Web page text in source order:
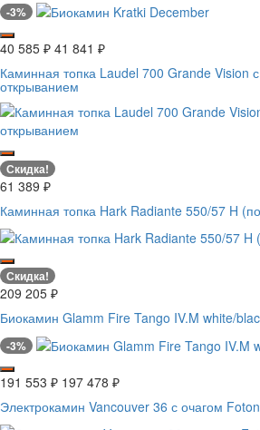
-3%
40 585 ₽ 41 841 ₽
Каминная топка Laudel 700 Grande Vision
открыванием
Скидка!
61 389 ₽
Каминная топка Hark Radiante 550/57 H
Скидка!
209 205 ₽
Биокамин Glamm Fire Tango IV.M white/
-3%
191 553 ₽ 197 478 ₽
Электрокамин Vancouver 36 с очагом